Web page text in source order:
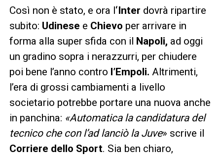
Così non è stato, e ora l ‘Inter dovrà ripartire
subito: Udinese e Chievo per arrivare in
forma alla super sfida con il
Napoli, ad oggi
un gradino sopra i nerazzurri, per chiudere
poi bene l’anno contro l’Empoli. Altrimenti,
l’era di grossi cambiamenti a livello
societario potrebbe portare una nuova anche
in panchina: «Automatica la candidatura del
tecnico che con l’ad lanciò la Juve» scrive il
Corriere dello Sport. Sia ben chiaro,